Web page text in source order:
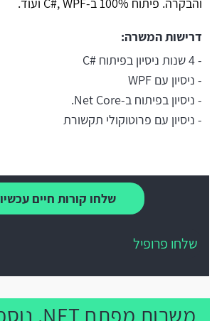
והבקרה. פיתוח 100% ב-C#, WPF ועוד.
דרישות המשרה:
- 4 שנות ניסיון בפיתוח #C
- ניסיון עם WPF
- ניסיון בפיתוח ב-Net Core.
- ניסיון עם פרוטוקולי תקשורת
שלחו קורות חיים עכשיו
שלחו פרופיל